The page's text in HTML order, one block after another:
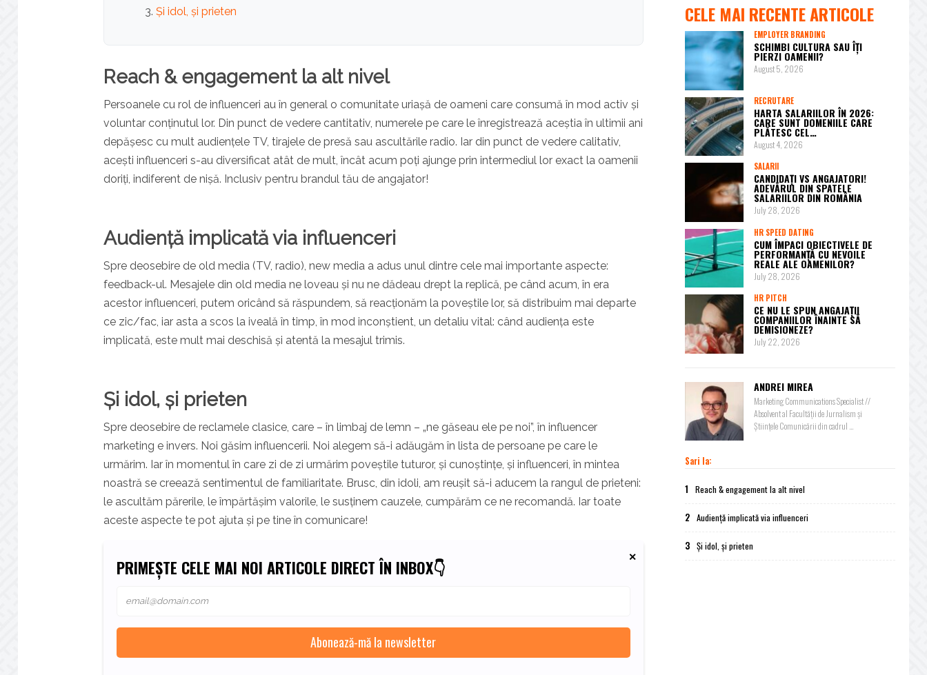
Și idol, și prieten
Reach & engagement la alt nivel
Persoanele cu rol de influenceri au în general o comunitate uriașă de oameni care consumă în mod activ și
voluntar conținutul lor. Din punct de vedere cantitativ, numerele pe care le înregistrează aceștia în ultimii ani
depășesc cu mult audiențele TV, tirajele de presă sau ascultările radio. Iar din punct de vedere calitativ,
acești influenceri s-au diversificat atât de mult, încât acum poți ajunge prin intermediul lor exact la oamenii
doriți, indiferent de nișă. Inclusiv pentru brandul tău de angajator!
Audiență implicată via influenceri
Spre deosebire de old media (TV, radio), new media a adus unul dintre cele mai importante aspecte:
feedback-ul. Mesajele din old media ne loveau și nu ne dădeau drept la replică, pe când acum, în era
acestor influenceri, putem oricând să răspundem, să reacționăm la poveștile lor, să distribuim mai departe
ce zic/fac, iar asta a scos la iveală în timp, în mod inconștient, un detaliu vital: când audiența este
implicată, este mult mai deschisă și atentă la mesajul trimis.
Și idol, și prieten
Spre deosebire de reclamele clasice, care – în limbaj de lemn – „ne găseau ele pe noi”, în influencer
marketing e invers. Noi găsim influencerii. Noi alegem să-i adăugăm în lista de persoane pe care le
urmărim. Iar în momentul în care zi de zi urmărim poveștile tuturor, și cunoștințe, și influenceri, în mintea
noastră se creează sentimentul de familiaritate. Brusc, din idoli, am reușit să-i aducem la rangul de prieteni:
le ascultăm părerile, le împărtășim valorile, le susținem cauzele, cumpărăm ce ne recomandă. Iar toate
aceste aspecte te pot ajuta și pe tine în comunicare!
PRIMEȘTE CELE MAI NOI ARTICOLE DIRECT ÎN INBOX👇
CELE MAI RECENTE ARTICOLE
EMPLOYER BRANDING
SCHIMBI CULTURA SAU ÎȚI
PIERZI OAMENII?
August 5, 2026
RECRUTARE
HARTA SALARIILOR ÎN 2026:
CARE SUNT DOMENIILE CARE
PLĂTESC CEL…
August 4, 2026
SALARII
CANDIDAȚI VS ANGAJATORI!
ADEVĂRUL DIN SPATELE
SALARIILOR DIN ROMÂNIA
July 28, 2026
HR SPEED DATING
CUM ÎMPACI OBIECTIVELE DE
PERFORMANȚĂ CU NEVOILE
REALE ALE OAMENILOR?
July 28, 2026
HR PITCH
CE NU LE SPUN ANGAJAȚII
COMPANIILOR ÎNAINTE SĂ
DEMISIONEZE?
July 22, 2026
ANDREI MIREA
Marketing Communications Specialist //
Absolvent al Facultății de Jurnalism și
Științele Comunicării din cadrul ...
Sari la:
1 Reach & engagement la alt nivel
2 Audiență implicată via influenceri
3 Și idol, și prieten